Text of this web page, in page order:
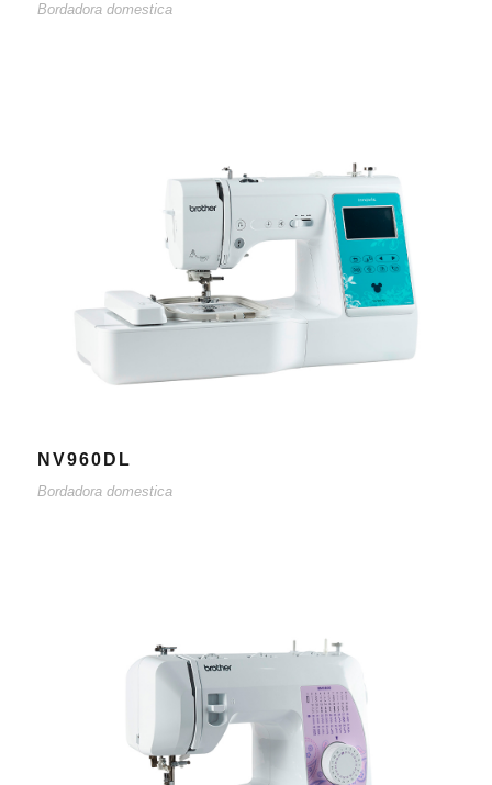
Bordadora domestica
NV960DL
Bordadora domestica